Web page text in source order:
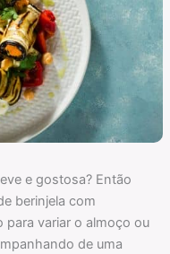
e gostosa? Então
berinjela com
para variar o almoço ou
de uma